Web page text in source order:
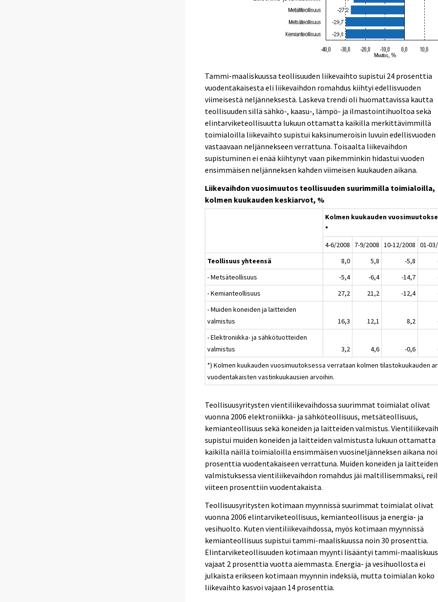
Tammi-maaliskuussa teollisuuden liikevaihto supistui 24 prosenttia
vuodentakaisesta eli liikevaihdon romahdus kiihtyi edellisvuoden
viimeisestä neljänneksestä. Laskeva trendi oli huomattavissa kautta
teollisuuden sillä sähkö-, kaasu-, lämpö- ja ilmastointihuoltoa sekä
elintarviketeollisuutta lukuun ottamatta kaikilla merkittävimmillä
toimialoilla liikevaihto supistui kaksinumeroisin luvuin edellisvuoden
vastaavaan neljännekseen verrattuna. Toisaalta liikevaihdon
supistuminen ei enää kiihtynyt vaan pikemminkin hidastui vuoden
ensimmäisen neljänneksen kahden viimeisen kuukauden aikana.
Liikevaihdon vuosimuutos teollisuuden suurimmilla toimialoilla,
kolmen kuukauden keskiarvot, %
Kolmen kuukauden
*
4-6/2008
7-9/2008 10-12/2008 01-
Teollisuus yhteensä
8,0 5,8 -5,8
- Metsäteollisuus
-5,4 -6,4 -14,7
- Kemianteollisuus
27,2 21,2 -12,4
- Muiden koneiden ja laitteiden
valmistus
16,3 12,1 8,2
- Elektroniikka- ja sähkötuotteiden
valmistus
3,2 4,6 -0,6
*) Kolmen kuukauden vuosimuutoksessa verrataan kolmen tilastokuukauden
vuodentakaisten vastinkuukausien arvoihin.
Teollisuusyritysten vientiliikevaihdossa suurimmat toimialat olivat
vuonna 2006 elektroniikka- ja sähköteollisuus, metsäteollisuus,
kemianteollisuus sekä koneiden ja laitteiden valmistus.
supistui muiden koneiden ja laitteiden valmistusta lukuun ottamatta
kaikilla näillä toimialoilla ensimmäisen vuosineljänneksen aikana
prosenttia vuodentakaiseen verrattuna. Muiden koneiden ja laitteiden
valmistuksessa vientiliikevaihdon romahdus jäi maltillisemmaksi,
viiteen prosenttiin vuodentakaista.
Teollisuusyritysten kotimaan myynnissä suurimmat toimialat olivat
vuonna 2006 elintarviketeollisuus, kemianteollisuus ja energia- ja
vesihuolto. Kuten vientiliikevaihdossa, myös kotimaan myynnissä
kemianteollisuus supistui tammi-maaliskuussa noin 30 prosenttia.
Elintarviketeollisuuden kotimaan myynti lisääntyi tammi-
vajaat 2 prosenttia vuotta aiemmasta. Energia- ja vesihuollosta ei
julkaista erikseen kotimaan myynnin indeksiä, mutta toimialan koko
liikevaihto kasvoi vajaan 14 prosenttia.